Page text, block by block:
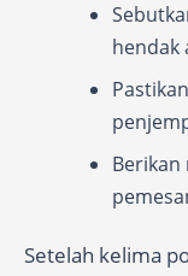
hendak
Setelah kelima